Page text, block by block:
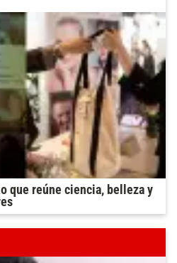
que reúne ciencia, belleza y